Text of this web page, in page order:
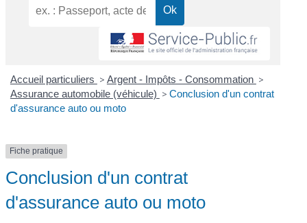
Accueil particuliers > Argent - Impôts - Consommation >
Assurance automobile (véhicule) > Conclusion d'un contrat
d'assurance auto ou moto
Fiche pratique
Conclusion d'un contrat
d'assurance auto ou moto